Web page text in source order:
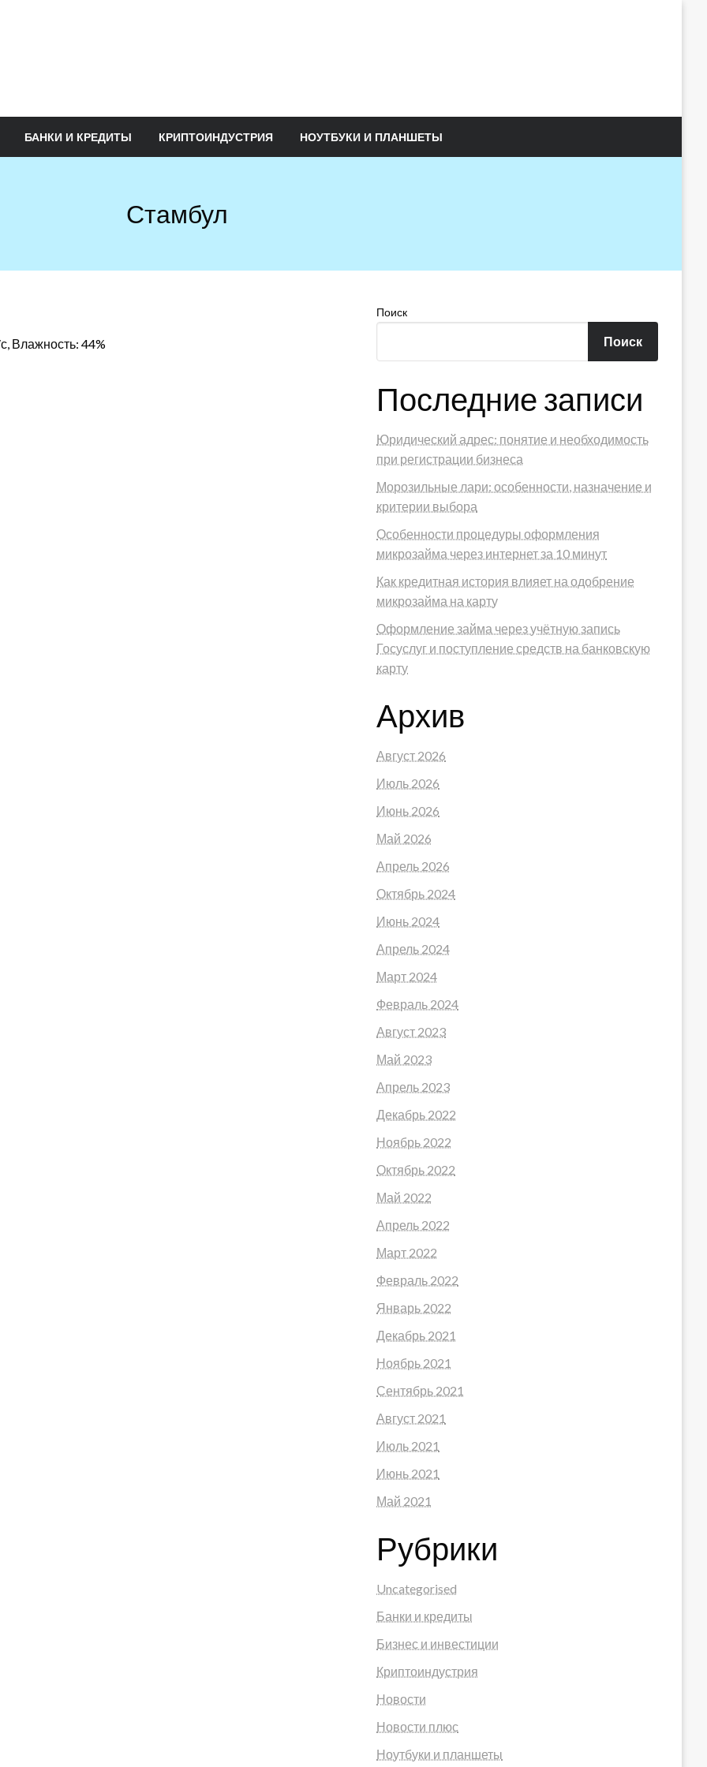
БАНКИ И КРЕДИТЫ КРИПТОИНДУСТРИЯ НОУТБУКИ И ПЛАНШЕТЫ
Стамбул
Влажность: 44%
Поиск
Поиск
Последние записи
Юридический адрес: понятие и необходимость
при регистрации бизнеса
Морозильные лари: особенности, назначение и
критерии выбора
Особенности процедуры оформления
микрозайма через интернет за 10 минут
Как кредитная история влияет на одобрение
микрозайма на карту
Оформление займа через учётную запись
Госуслуг и поступление средств на банковскую
карту
Архив
Август 2026
Июль 2026
Июнь 2026
Май 2026
Апрель 2026
Октябрь 2024
Июнь 2024
Апрель 2024
Март 2024
Февраль 2024
Август 2023
Май 2023
Апрель 2023
Декабрь 2022
Ноябрь 2022
Октябрь 2022
Май 2022
Апрель 2022
Март 2022
Февраль 2022
Январь 2022
Декабрь 2021
Ноябрь 2021
Сентябрь 2021
Август 2021
Июль 2021
Июнь 2021
Май 2021
Рубрики
Uncategorised
Банки и кредиты
Бизнес и инвестиции
Криптоиндустрия
Новости
Новости плюс
Ноутбуки и планшеты